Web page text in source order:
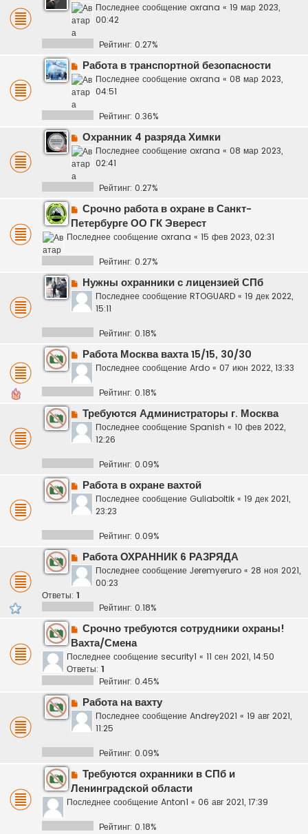
Последнее сообщение oxrana « 19 мар 2023,
00:42
Рейтинг: 0.27%
Работа в транспортной безопасности
Последнее сообщение oxrana « 08 мар 2023,
04:51
Рейтинг: 0.36%
Охранник 4 разряда Химки
Последнее сообщение oxrana « 08 мар 2023,
02:41
Рейтинг: 0.27%
Срочно работа в охране в Санкт-
Петербурге ОО ГК Эверест
Последнее сообщение oxrana « 15 фев 2023, 02:31
Рейтинг: 0.27%
Нужны охранники с лицензией СПб
Последнее сообщение RTOGUARD « 19 дек 2022,
15:11
Рейтинг: 0.18%
Работа Москва вахта 15/15, 30/30
Последнее сообщение Ardo « 07 июн 2022, 13:33
Рейтинг: 0.18%
Требуются Администраторы г. Москва
Последнее сообщение Spanish « 10 фев 2022,
12:26
Рейтинг: 0.09%
Работа в охране вахтой
Последнее сообщение Guliaboltik « 19 дек 2021,
23:23
Рейтинг: 0.09%
Работа ОХРАННИК 6 РАЗРЯДА
Последнее сообщение Jeremyeruro « 28 ноя 2021,
00:23
Ответы: 1
Рейтинг: 0.18%
Срочно требуются сотрудники охраны!
Вахта/Смена
Последнее сообщение security1 « 11 сен 2021, 14:50
Ответы: 1
Рейтинг: 0.45%
Работа на вахту
Последнее сообщение Andrey2021 « 19 авг 2021,
11:25
Рейтинг: 0.09%
Требуются охранники в СПб и
Ленинградской области
Последнее сообщение Anton1 « 06 авг 2021, 17:39
Рейтинг: 0.18%